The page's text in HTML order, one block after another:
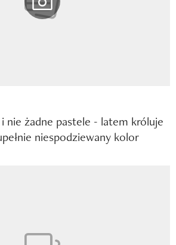
nie żadne pastele - latem króluje
niespodziewany kolor